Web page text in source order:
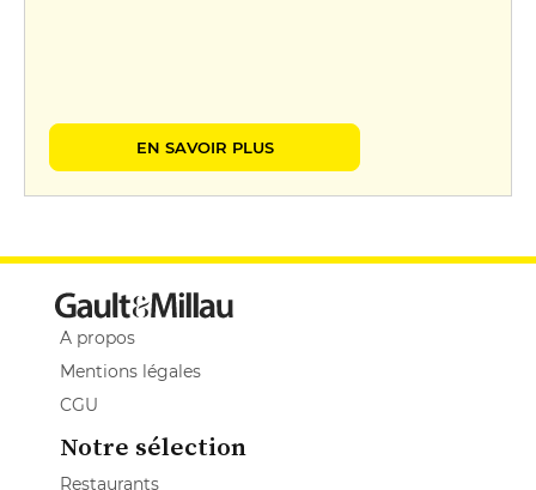
EN SAVOIR PLUS
A propos
Mentions légales
CGU
Notre sélection
Restaurants